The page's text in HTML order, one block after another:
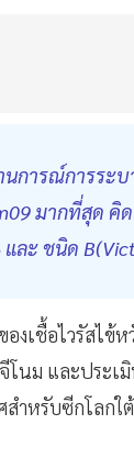
นการณ์การระ
มากที่สุด คิ
และ ชนิด
องเชื้อไวรัสไ
โนม และประ
สำหรับซีกโลก